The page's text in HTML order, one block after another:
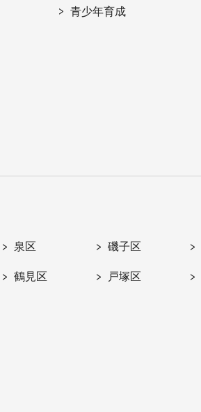
青少年育成
泉区 磯子区
鶴見区 戸塚区